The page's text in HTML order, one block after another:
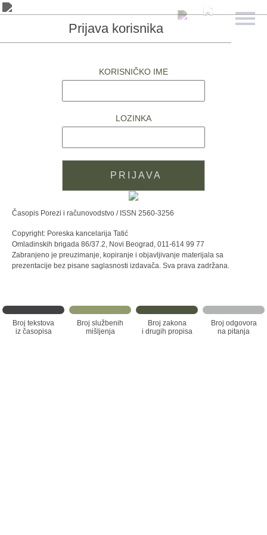
Prijava korisnika
KORISNIČKO IME
LOZINKA
Časopis Porezi i računovodstvo / ISSN 2560-3256
Copyright: Poreska kancelarija Tatić
Omladinskih brigada 86/37.2, Novi Beograd, 011-614 99 77
Zabranjeno je preuzimanje, kopiranje i objavljivanje materijala sa
prezentacije bez pisane saglasnosti izdavača. Sva prava zadržana.
Broj tekstova
iz časopisa
Broj službenih
mišljenja
Broj zakona
i drugih propisa
Broj odgovora
na pitanja